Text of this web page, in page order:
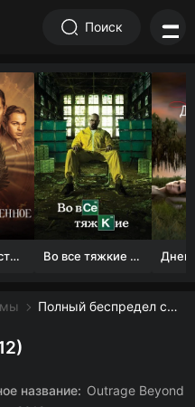
Поиск
Сверхъестественное Во все тяжкие 1-5 сезон
Полный беспредел смотреть онлайн бесплатно
название: Outrage Beyond